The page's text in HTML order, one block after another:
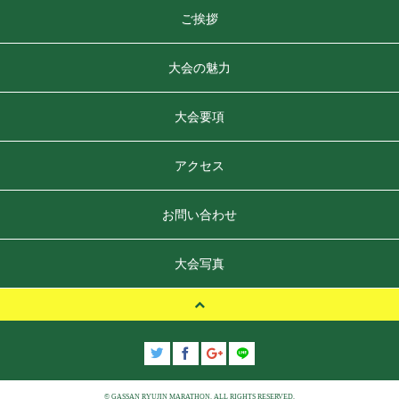
ご挨拶
大会の魅力
大会要項
アクセス
お問い合わせ
大会写真
© GASSAN RYUJIN MARATHON. ALL RIGHTS RESERVED.